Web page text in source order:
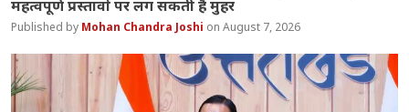
महत्वपूर्ण प्रस्तावों पर लग सकती है मुहर
Mohan Chandra Joshi August 7, 2026